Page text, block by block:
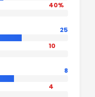
40%
25
10
8
4